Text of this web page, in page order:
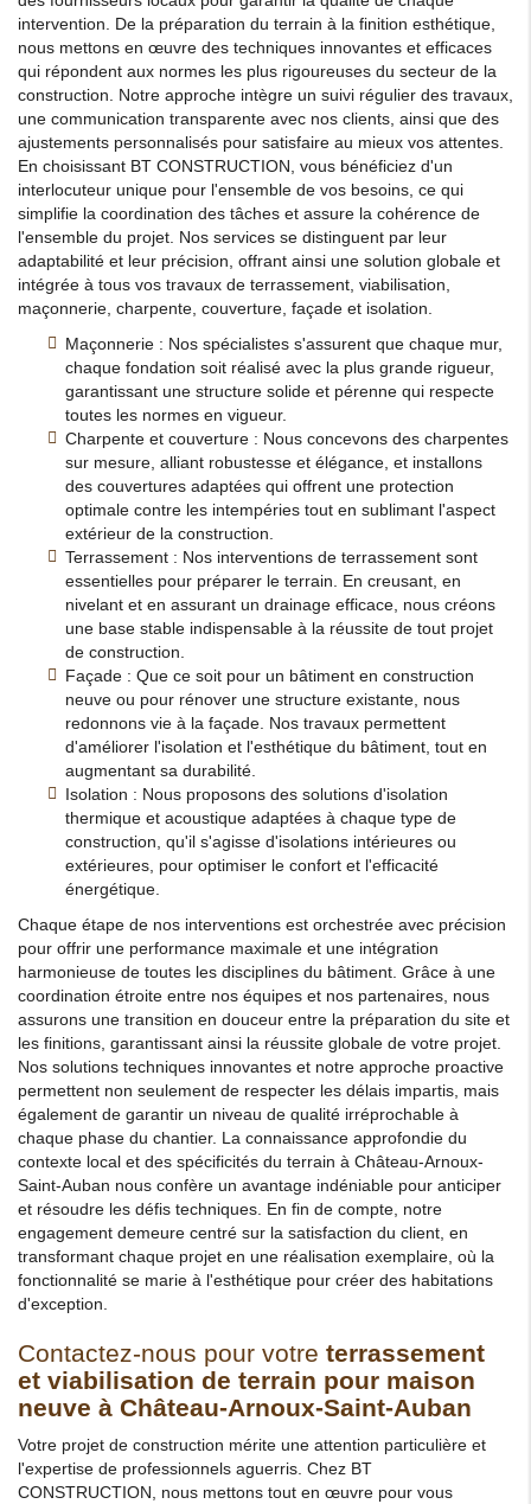
intervention. De la préparation du terrain à la finition esthétique,
nous mettons en œuvre des techniques innovantes et efficaces
qui répondent aux normes les plus rigoureuses du secteur de la
construction. Notre approche intègre un suivi régulier des travaux,
une communication transparente avec nos clients, ainsi que des
ajustements personnalisés pour satisfaire au mieux vos attentes.
En choisissant BT CONSTRUCTION, vous bénéficiez d'un
interlocuteur unique pour l'ensemble de vos besoins, ce qui
simplifie la coordination des tâches et assure la cohérence de
l'ensemble du projet. Nos services se distinguent par leur
adaptabilité et leur précision, offrant ainsi une solution globale et
intégrée à tous vos travaux de terrassement, viabilisation,
maçonnerie, charpente, couverture, façade et isolation.
Maçonnerie : Nos spécialistes s'assurent que chaque mur,
chaque fondation soit réalisé avec la plus grande rigueur,
garantissant une structure solide et pérenne qui respecte
toutes les normes en vigueur.
Charpente et couverture : Nous concevons des charpentes
sur mesure, alliant robustesse et élégance, et installons
des couvertures adaptées qui offrent une protection
optimale contre les intempéries tout en sublimant l'aspect
extérieur de la construction.
Terrassement : Nos interventions de terrassement sont
essentielles pour préparer le terrain. En creusant, en
nivelant et en assurant un drainage efficace, nous créons
une base stable indispensable à la réussite de tout projet
de construction.
Façade : Que ce soit pour un bâtiment en construction
neuve ou pour rénover une structure existante, nous
redonnons vie à la façade. Nos travaux permettent
d'améliorer l'isolation et l'esthétique du bâtiment, tout en
augmentant sa durabilité.
Isolation : Nous proposons des solutions d'isolation
thermique et acoustique adaptées à chaque type de
construction, qu'il s'agisse d'isolations intérieures ou
extérieures, pour optimiser le confort et l'efficacité
énergétique.
Chaque étape de nos interventions est orchestrée avec précision
pour offrir une performance maximale et une intégration
harmonieuse de toutes les disciplines du bâtiment. Grâce à une
coordination étroite entre nos équipes et nos partenaires, nous
assurons une transition en douceur entre la préparation du site et
les finitions, garantissant ainsi la réussite globale de votre projet.
Nos solutions techniques innovantes et notre approche proactive
permettent non seulement de respecter les délais impartis, mais
également de garantir un niveau de qualité irréprochable à
chaque phase du chantier. La connaissance approfondie du
contexte local et des spécificités du terrain à Château-Arnoux-
Saint-Auban nous confère un avantage indéniable pour anticiper
et résoudre les défis techniques. En fin de compte, notre
engagement demeure centré sur la satisfaction du client, en
transformant chaque projet en une réalisation exemplaire, où la
fonctionnalité se marie à l'esthétique pour créer des habitations
d'exception.
Contactez-nous pour votre terrassement
et viabilisation de terrain pour maison
neuve à Château-Arnoux-Saint-Auban
Votre projet de construction mérite une attention particulière et
l'expertise de professionnels aguerris. Chez BT
CONSTRUCTION, nous mettons tout en œuvre pour vous